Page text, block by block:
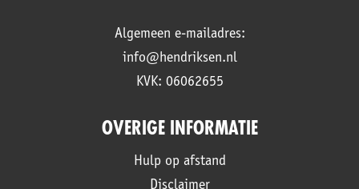
Algemeen e-mailadres:
info@hendriksen.nl
KVK: 06062655
OVERIGE INFORMATIE
Hulp op afstand
Disclaimer